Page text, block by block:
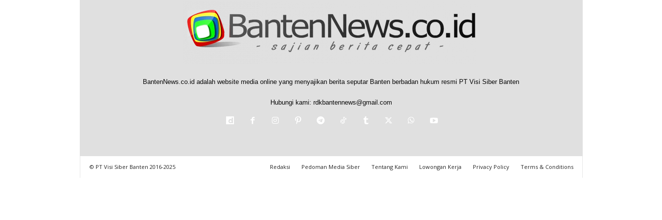
BantenNews.co.id adalah website media online yang menyajikan berita seputar Banten berbadan hukum resmi PT Visi Siber Banten
Hubungi kami: rdkbantennews@gmail.com
Redaksi Pedoman Media Siber Tentang Kami Lowongan Kerja Privacy Policy Terms & Conditions
© PT Visi Siber Banten 2016-2025